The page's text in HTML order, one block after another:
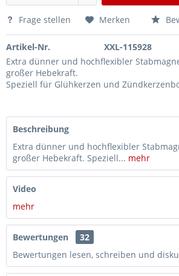
Frage stellen Merken
Artikel-Nr.
XXL-115928
Extra dünner und hochflexibler
großer Hebekraft.
Speziell für Glühkerzen und
Beschreibung
Extra dünner und hochflexibler
großer Hebekraft. Speziell... mehr
Video
mehr
Bewertungen
32
Bewertungen lesen, schreiben und